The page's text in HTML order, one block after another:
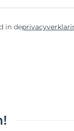
in de